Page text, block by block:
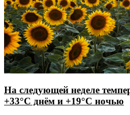
На следующей неделе
+33°С днём и +19°С ночью